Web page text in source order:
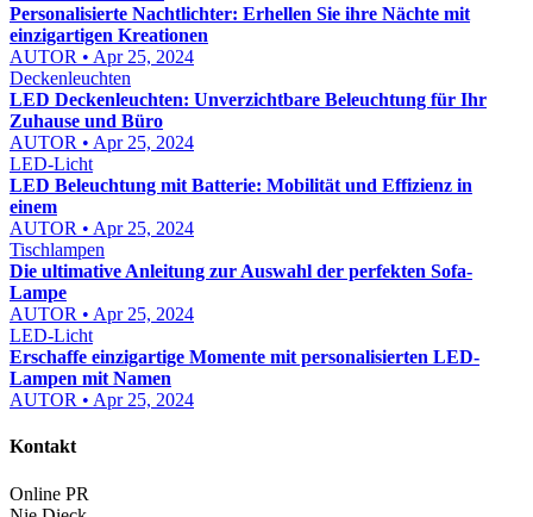
Personalisierte Nachtlichter: Erhellen Sie ihre Nächte mit
einzigartigen Kreationen
AUTOR • Apr 25, 2024
Deckenleuchten
LED Deckenleuchten: Unverzichtbare Beleuchtung für Ihr
Zuhause und Büro
AUTOR • Apr 25, 2024
LED-Licht
LED Beleuchtung mit Batterie: Mobilität und Effizienz in
einem
AUTOR • Apr 25, 2024
Tischlampen
Die ultimative Anleitung zur Auswahl der perfekten Sofa-
Lampe
AUTOR • Apr 25, 2024
LED-Licht
Erschaffe einzigartige Momente mit personalisierten LED-
Lampen mit Namen
AUTOR • Apr 25, 2024
Kontakt
Online PR